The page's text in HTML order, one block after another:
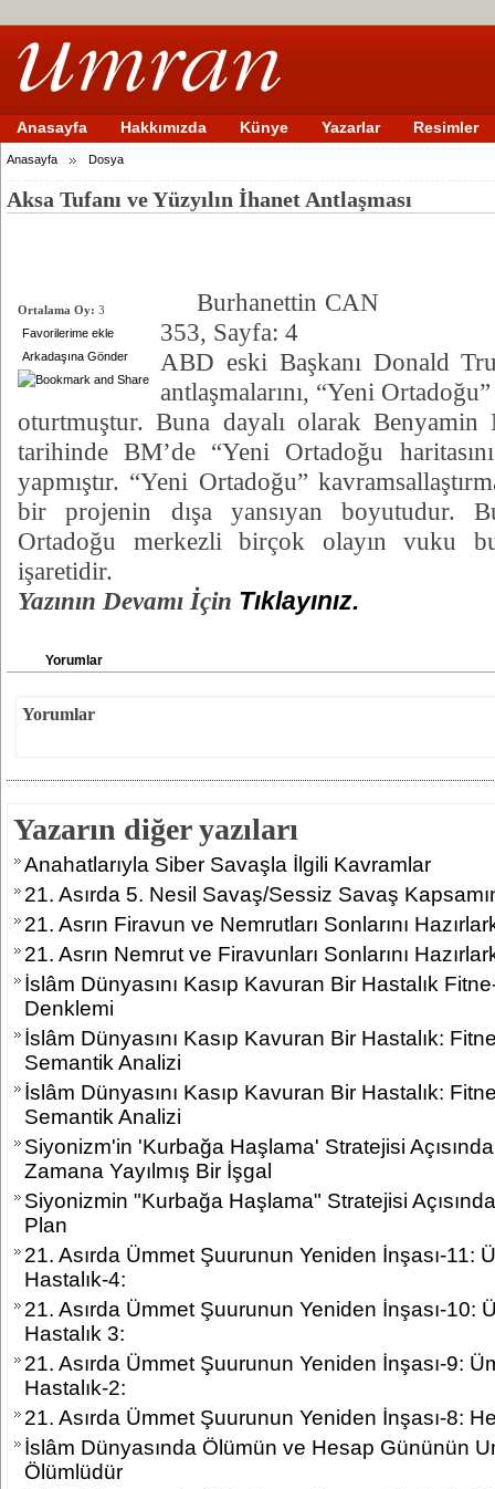
Anasayfa Hakkımızda Künye Yazarlar Resimler
Anasayfa Dosya
Aksa Tufanı ve Yüzyılın İhanet Antlaşması
Ortalama Oy: 3
Favorilerime ekle
Arkadaşına Gönder
Burhanettin CAN
353, Sayfa: 4
ABD eski Başkanı Donald
antlaşmalarını, “Yeni
oturtmuştur. Buna dayalı olarak
tarihinde BM’de “Yeni Ortadoğu
yapmıştır. “Yeni Ortadoğu”
bir projenin dışa yansıyan boyutudur.
Ortadoğu merkezli birçok olayın vuku
işaretidir.
Yazının Devamı İçin Tıklayınız.
Yorumlar
Yorumlar
Yazarın diğer yazıları
Anahatlarıyla Siber Savaşla İlgili Kavramlar
21. Asırda 5. Nesil Savaş/Sessiz Savaş
21. Asrın Firavun ve Nemrutları Sonlarını
21. Asrın Nemrut ve Firavunları Sonlarını
İslâm Dünyasını Kasıp Kavuran Bir Hastalık
Denklemi
İslâm Dünyasını Kasıp Kavuran Bir Hastalık:
Semantik Analizi
İslâm Dünyasını Kasıp Kavuran Bir Hastalık:
Semantik Analizi
Siyonizm'in 'Kurbağa Haşlama' Stratejisi
Zamana Yayılmış Bir İşgal
Siyonizmin "Kurbağa Haşlama" Stratejisi
Plan
21. Asırda Ümmet Şuurunun Yeniden İnşası-11:
Hastalık-4:
21. Asırda Ümmet Şuurunun Yeniden İnşası-10:
Hastalık 3:
21. Asırda Ümmet Şuurunun Yeniden İnşası-9:
Hastalık-2:
21. Asırda Ümmet Şuurunun Yeniden İnşası-8:
İslâm Dünyasında Ölümün ve Hesap Gününün
Ölümlüdür